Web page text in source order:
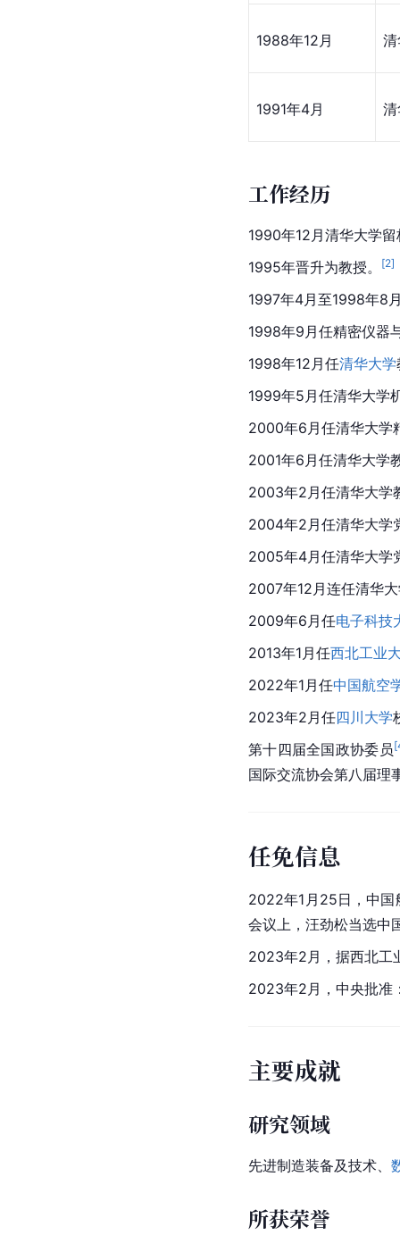
1988年12月
1991年4月
工作经历
1990年12月清华大学
1995年晋升为教授。
[2]
1997年4月至1998年8
1998年9月任精密仪器
1998年12月任清华大学
1999年5月任清华大学
2000年6月任清华大学
2001年6月任清华大学
2003年2月任清华大学
2004年2月任清华大学
2005年4月任清华大学
2007年12月连任清华
2009年6月任电子科技
2013年1月任西北工业
2022年1月任中国航空
2023年2月任四川大学
第十四届全国政协委员[
国际交流协会第八届理
任免信息
2022年1月25日，中国
会议上，汪劲松当选中
2023年2月，据西北工
2023年2月，中央批准
主要成就
研究领域
先进制造装备及技术、
所获荣誉